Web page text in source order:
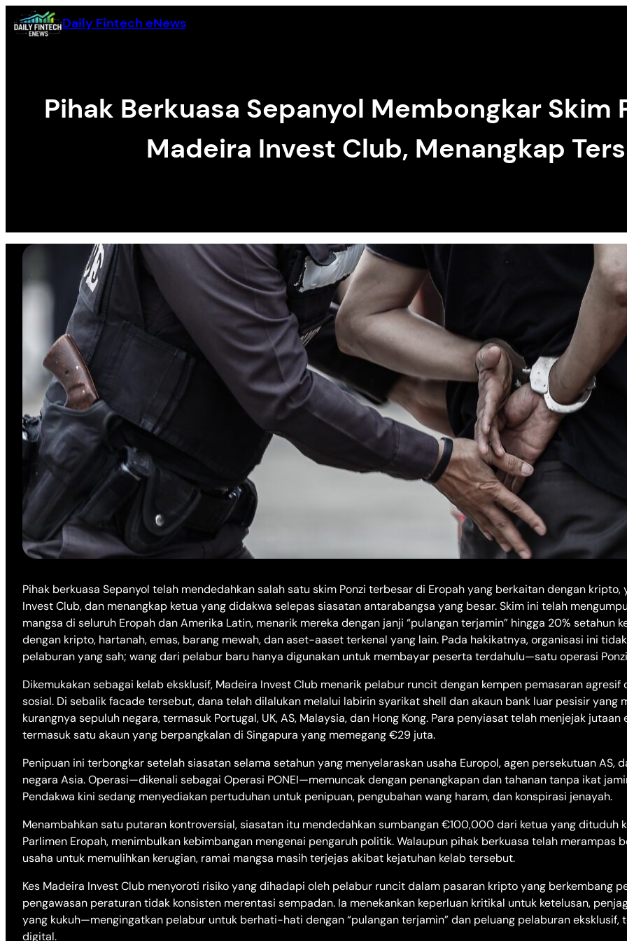
Skip
to
Daily Fintech eNews
Pihak Berkuasa Sepanyol Membongkar Skim
Madeira Invest Club, Menangkap
Pihak berkuasa Sepanyol telah mendedahkan salah satu skim Ponzi terbesar di Eropah yang berkaitan dengan
Invest Club, dan menangkap ketua yang didakwa selepas siasatan antarabangsa yang besar. Skim ini telah
mangsa di seluruh Eropah dan Amerika Latin, menarik mereka dengan janji “pulangan terjamin” hingga 20% setahun
dengan kripto, hartanah, emas, barang mewah, dan aset-aaset terkenal yang lain. Pada hakikatnya, organisasi ini
pelaburan yang sah; wang dari pelabur baru hanya digunakan untuk membayar peserta terdahulu—satu operasi
Dikemukakan sebagai kelab eksklusif, Madeira Invest Club menarik pelabur runcit dengan kempen pemasaran agresif
sosial. Di sebalik facade tersebut, dana telah dilalukan melalui labirin syarikat shell dan akaun bank luar pesisir yang
kurangnya sepuluh negara, termasuk Portugal, UK, AS, Malaysia, dan Hong Kong. Para penyiasat telah menjejak
termasuk satu akaun yang berpangkalan di Singapura yang memegang €29 juta.
Penipuan ini terbongkar setelah siasatan selama setahun yang menyelaraskan usaha Europol, agen persekutuan AS,
negara Asia. Operasi—dikenali sebagai Operasi PONEI—memuncak dengan penangkapan dan tahanan tanpa ikat
Pendakwa kini sedang menyediakan pertuduhan untuk penipuan, pengubahan wang haram, dan konspirasi jenayah.
Menambahkan satu putaran kontroversial, siasatan itu mendedahkan sumbangan €100,000 dari ketua yang dituduh
Parlimen Eropah, menimbulkan kebimbangan mengenai pengaruh politik. Walaupun pihak berkuasa telah merampas
usaha untuk memulihkan kerugian, ramai mangsa masih terjejas akibat kejatuhan kelab tersebut.
Kes Madeira Invest Club menyoroti risiko yang dihadapi oleh pelabur runcit dalam pasaran kripto yang berkembang
pengawasan peraturan tidak konsisten merentasi sempadan. Ia menekankan keperluan kritikal untuk ketelusan,
yang kukuh—mengingatkan pelabur untuk berhati-hati dengan “pulangan terjamin” dan peluang pelaburan eksklusif,
digital.